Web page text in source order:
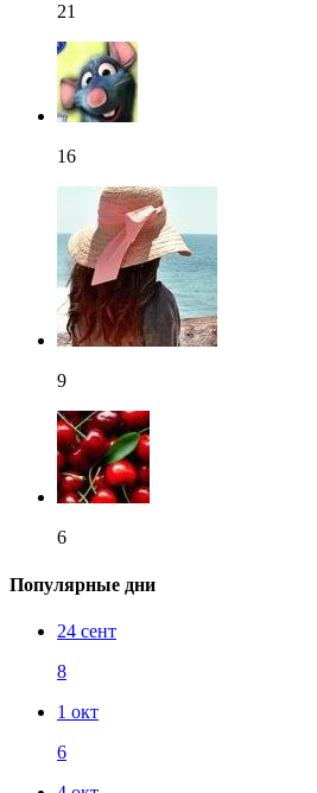
21
16
9
6
Популярные дни
24 сент
8
1 окт
6